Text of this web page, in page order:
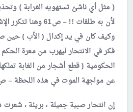
( مثل أي ناشئ تستهويه الغرابة )
لأن به طلقات !! – ص61
وكيف كان في يد إكدال ( الأب ) حين
فكر في الانتحار ليهرب من معرة
الحكومية ( قطع أشجار من الغابة
عن مواجهة الموت في هذه اللحظة – ص 63 ،
إن انتحار صبية جميلة ، بريئة ، شعرت